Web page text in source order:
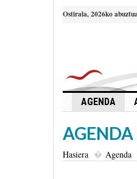
Ostirala, 2026ko
AGENDA
AGENDA
Hasiera Agenda